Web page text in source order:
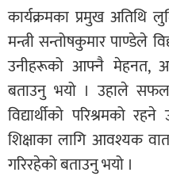
कार्यक्रमका प्रमुख अतिथि
मन्त्री सन्तोषकुमार पाण्डेले
उनीहरूको आफ्नै मेहनत,
बताउनु भयो । उहाले
विद्यार्थीको परिश्रमको
शिक्षाका लागि आवश्यक
गरिरहेको बताउनु भयो ।